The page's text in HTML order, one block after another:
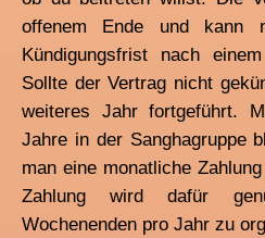
offenem Ende und kann
Kündigungsfrist nach
Sollte der Vertrag nicht
weiteres Jahr fortgeführt.
Jahre in der Sanghagruppe
man eine monatliche
Zahlung wird dafür
Wochenenden pro Jahr zu